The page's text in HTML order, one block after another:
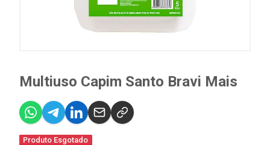
Multiuso Capim Santo Bravi Mais
Produto Esgotado